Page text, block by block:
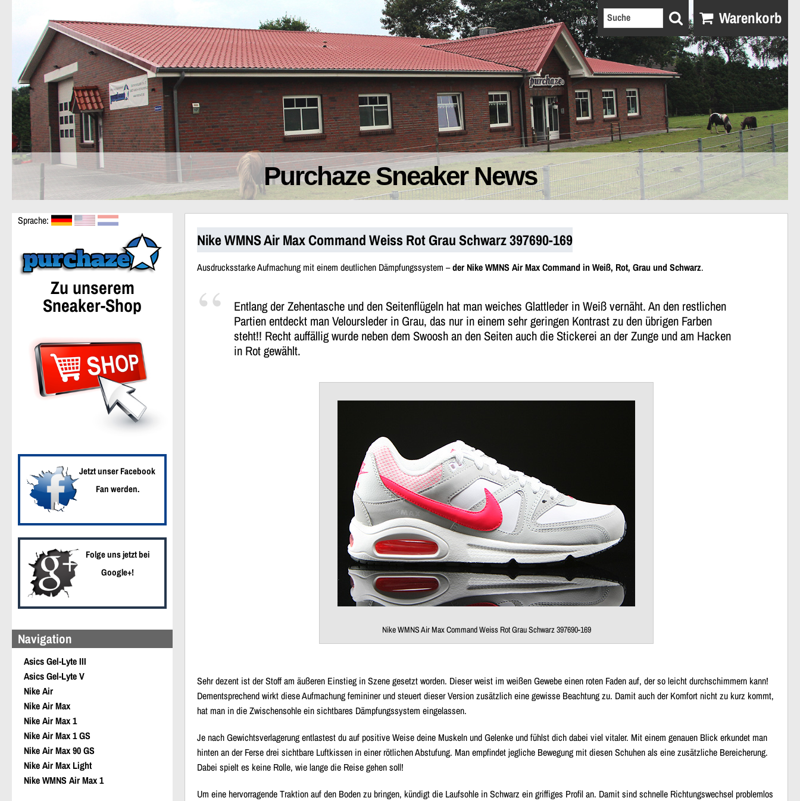
Purchaze Sneaker News
Warenkorb
Sprache:
Zu unserem
Sneaker-Shop
Jetzt unser Facebook
Fan werden.
Folge uns jetzt bei
Google+!
Navigation
Asics Gel-Lyte III
Asics Gel-Lyte V
Nike Air
Nike Air Max
Nike Air Max 1
Nike Air Max 1 GS
Nike Air Max 90 GS
Nike Air Max Light
Nike WMNS Air Max 1
Nike WMNS Air Max Command Weiss Rot Grau Schwarz 397690-169
Ausdrucksstarke Aufmachung mit einem deutlichen Dämpfungssystem –der Nike WMNS Air Max Command in Weiß, Rot, Grau und Schwarz.
Entlang der Zehentasche und den Seitenflügeln hat man weiches Glattleder in Weiß vernäht. An den restlichen
Partien entdeckt man Veloursleder in Grau, das nur in einem sehr geringen Kontrast zu den übrigen Farben
steht!! Recht auffällig wurde neben dem Swoosh an den Seiten auch die Stickerei an der Zunge und am Hacken
in Rot gewählt.
Nike WMNS Air Max Command Weiss Rot Grau Schwarz 397690-169
Sehr dezent ist der Stoff am äußeren Einstieg in Szene gesetzt worden. Dieser weist im weißen Gewebe einen roten Faden auf, der so leicht durchschimmern kann!
Dementsprechend wirkt diese Aufmachung femininer und steuert dieser Version zusätzlich eine gewisse Beachtung zu. Damit auch der Komfort nicht zu kurz kommt,
hat man in die Zwischensohle ein sichtbares Dämpfungssystem eingelassen.
Je nach Gewichtsverlagerung entlastest du auf positive Weise deine Muskeln und Gelenke und fühlst dich dabei viel vitaler. Mit einem genauen Blick erkundet man
hinten an der Ferse drei sichtbare Luftkissen in einer rötlichen Abstufung. Man empfindet jegliche Bewegung mit diesen Schuhen als eine zusätzliche Bereicherung.
Dabei spielt es keine Rolle, wie lange die Reise gehen soll!
Um eine hervorragende Traktion auf den Boden zu bringen, kündigt die Laufsohle in Schwarz ein griffiges Profil an. Damit sind schnelle Richtungswechsel problemlos